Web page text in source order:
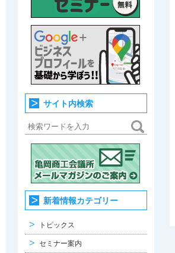
サイト内検索
新着情報カテゴリー
トピックス
セミナー案内